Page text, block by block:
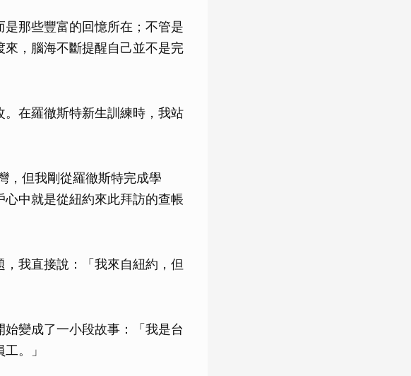
那些豐富的回憶所在；不管是
，腦海不斷提醒自己並不是完
在羅徹斯特新生訓練時，我站
，但我剛從羅徹斯特完成學
中就是從紐約來此拜訪的查帳
我直接說：「我來自紐約，但
變成了一小段故事：「我是台
。」